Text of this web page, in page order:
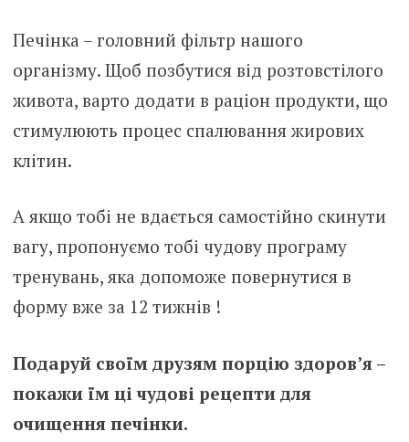
Печінка – головний фільтр нашого
організму. Щоб позбутися від розтовстілого
живота, варто додати в раціон продукти, що
стимулюють процес спалювання жирових
клітин.
А якщо тобі не вдається самостійно скинути
вагу, пропонуємо тобі чудову програму
тренувань, яка допоможе повернутися в
форму вже за 12 тижнів !
Подаруй своїм друзям порцію здоров’я –
покажи їм ці чудові рецепти для
очищення печінки.